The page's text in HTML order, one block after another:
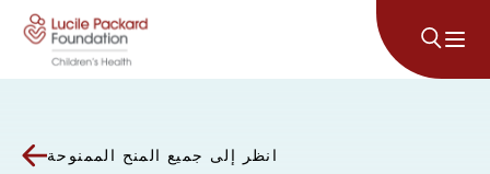
انتقل إلى المحتوى
انظر إلى جميع المنح الممنوحة